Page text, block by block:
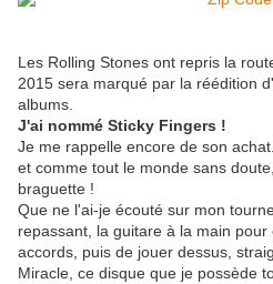
Les Rolling Stones ont repris la
2015 sera marqué par la réédition
albums.
J'ai nommé Sticky Fingers !
Je me rappelle encore de son
et comme tout le monde sans
braguette !
Que ne l'ai-je écouté sur mon
repassant, la guitare à la main
accords, puis de jouer dessus,
Miracle, ce disque que je possède